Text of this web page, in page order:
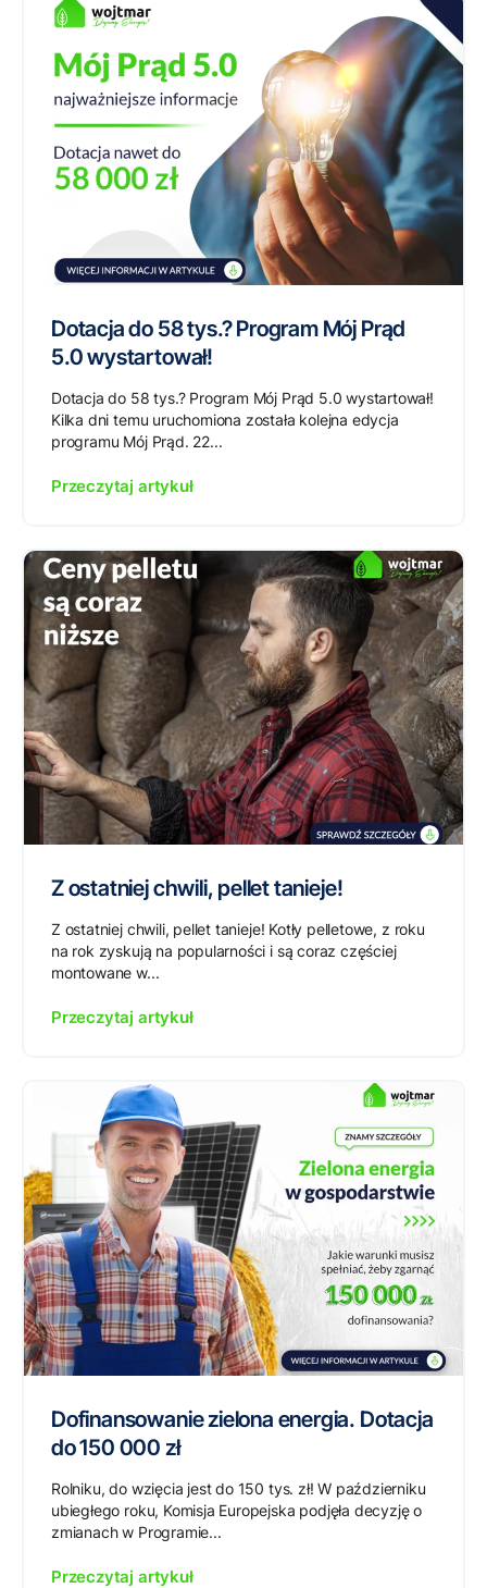
Dotacja do 58 tys.? Program Mój Prąd
5.0 wystartował!
Dotacja do 58 tys.? Program Mój Prąd 5.0 wystartował!
Kilka dni temu uruchomiona została kolejna edycja
programu Mój Prąd. 22...
Przeczytaj artykuł
Z ostatniej chwili, pellet tanieje!
Z ostatniej chwili, pellet tanieje! Kotły pelletowe, z roku
na rok zyskują na popularności i są coraz częściej
montowane w...
Przeczytaj artykuł
Dofinansowanie zielona energia. Dotacja
do 150 000 zł
Rolniku, do wzięcia jest do 150 tys. zł! W październiku
ubiegłego roku, Komisja Europejska podjęła decyzję o
zmianach w Programie...
Przeczytaj artykuł